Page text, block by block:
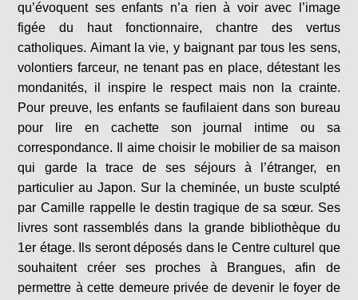
qu’évoquent ses enfants n’a rien à voir avec l’image
figée du haut fonctionnaire, chantre des vertus
catholiques. Aimant la vie, y baignant par tous les sens,
volontiers farceur, ne tenant pas en place, détestant les
mondanités, il inspire le respect mais non la crainte.
Pour preuve, les enfants se faufilaient dans son bureau
pour lire en cachette son journal intime ou sa
correspondance. Il aime choisir le mobilier de sa maison
qui garde la trace de ses séjours à l’étranger, en
particulier au Japon. Sur la cheminée, un buste sculpté
par Camille rappelle le destin tragique de sa sœur. Ses
livres sont rassemblés dans la grande bibliothèque du
1er étage. Ils seront déposés dans le Centre culturel que
souhaitent créer ses proches à Brangues, afin de
permettre à cette demeure privée de devenir le foyer de